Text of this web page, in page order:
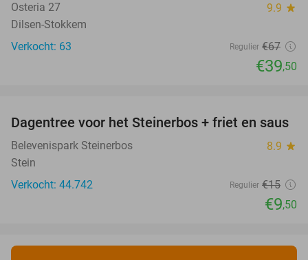
Osteria 27 9.9 star
Dilsen-Stokkem
Verkocht: 63
Regulier €67
€39,50
37%
Dagentree voor het Steinerbos + friet en saus
Belevenispark Steinerbos 8.9 star
Stein
Verkocht: 44.742
Regulier €15
€9,50